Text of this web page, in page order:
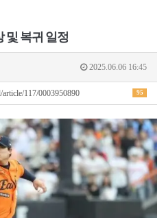
및 복귀 일정
2025.06.06 16:45
95
article/117/0003950890